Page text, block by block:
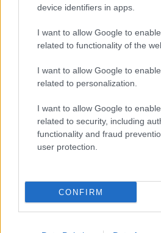
device identifiers in apps.
I want to allow Google to
related to functionality of the
I want to allow Google to
related to personalization.
I want to allow Google to
related to security, including
functionality and fraud
user protection.
CONFIRM
UFFICIALE: il Lazio torna in
nuovo decreto legge anti-Covid
Roma – Rissa tra riders, un